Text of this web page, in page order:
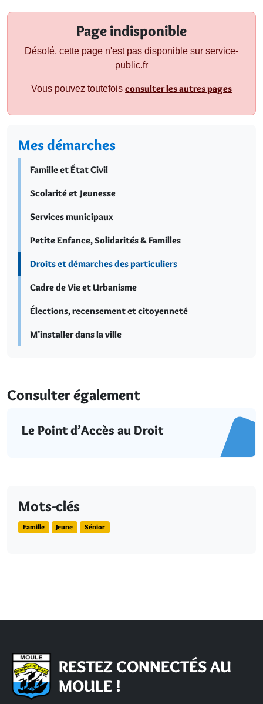
Page indisponible
Désolé, cette page n'est pas disponible sur service-
public.fr
Vous pouvez toutefois consulter les autres pages
Mes démarches
Famille et État Civil
Scolarité et Jeunesse
Services municipaux
Petite Enfance, Solidarités & Familles
Droits et démarches des particuliers
Cadre de Vie et Urbanisme
Élections, recensement et citoyenneté
M’installer dans la ville
Consulter également
Le Point d’Accès au Droit
Mots-clés
Famille Jeune Sénior
RESTEZ CONNECTÉS AU
MOULE !